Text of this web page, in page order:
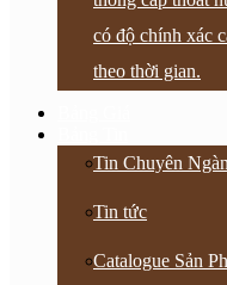
có độ chính xác
theo thời gian.
Tin Chuyên
Tin tức
Catalogue Sản